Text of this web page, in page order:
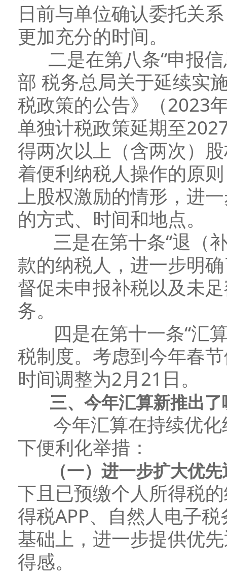
日前与单位确认委托关
更加充分的时间。
二是在第八条“申报信
部 税务总局关于延续实
税政策的公告》（2023
单独计税政策延期至
得两次以上（含两次）
着便利纳税人操作的原
上股权激励的情形，进
的方式、时间和地点。
三是在第十条“退（补
款的纳税人，进一步明
督促未申报补税以及未
务。
四是在第十一条“汇算
税制度。考虑到今年春
时间调整为2月21日。
三、今年汇算新推出了
今年汇算在持续优化
下便利化举措：
（一）进一步扩大优先
下且已预缴个人所得税
得税APP、自然人电子
基础上，进一步提供优
得感。